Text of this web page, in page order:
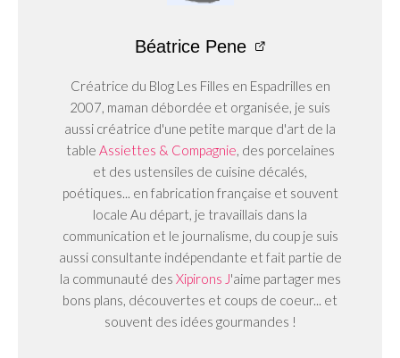
Béatrice Pene
Créatrice du Blog Les Filles en Espadrilles en
2007, maman débordée et organisée, je suis
aussi créatrice d'une petite marque d'art de la
table Assiettes & Compagnie, des porcelaines
et des ustensiles de cuisine décalés,
poétiques... en fabrication française et souvent
locale Au départ, je travaillais dans la
communication et le journalisme, du coup je suis
aussi consultante indépendante et fait partie de
la communauté des Xipirons J'aime partager mes
bons plans, découvertes et coups de coeur... et
souvent des idées gourmandes !